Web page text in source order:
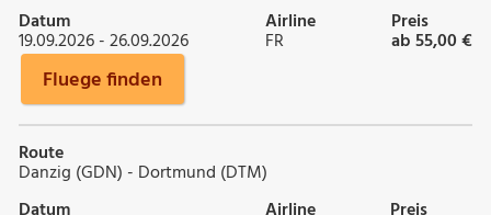
Datum
19.09.2026 - 26.09.2026
Airline
FR
Preis
ab 55,00 €
Fluege finden
Route
Danzig (GDN) - Dortmund (DTM)